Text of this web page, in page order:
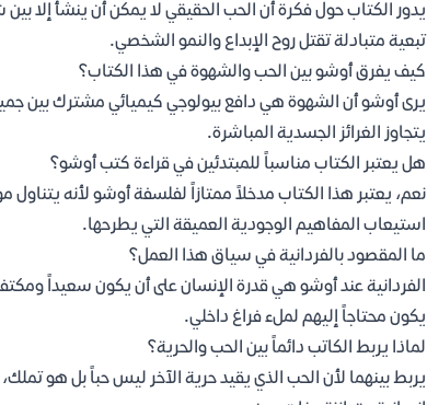
يدور الكتاب حول فكرة أن الحب الحقيقي لا يمكن أن ينشأ إلا
تبعية متبادلة تقتل روح الإبداع والنمو الشخصي.
كيف يفرق أوشو بين الحب والشهوة في هذا الكتاب؟
يرى أوشو أن الشهوة هي دافع بيولوجي كيميائي مشترك بين
يتجاوز الغرائز الجسدية المباشرة.
هل يعتبر الكتاب مناسباً للمبتدئين في قراءة كتب أوشو؟
نعم، يعتبر هذا الكتاب مدخلاً ممتازاً لفلسفة أوشو لأنه
استيعاب المفاهيم الوجودية العميقة التي يطرحها.
ما المقصود بالفردانية في سياق هذا العمل؟
الفردانية عند أوشو هي قدرة الإنسان على أن يكون سعيداً
يكون محتاجاً إليهم لملء فراغ داخلي.
لماذا يربط الكاتب دائماً بين الحب والحرية؟
يربط بينهما لأن الحب الذي يقيد حرية الآخر ليس حباً بل هو